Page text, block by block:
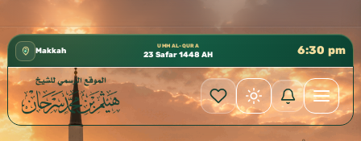
Makkah
UMM AL-QURA
23 Safar 1448 AH 6:30 pm